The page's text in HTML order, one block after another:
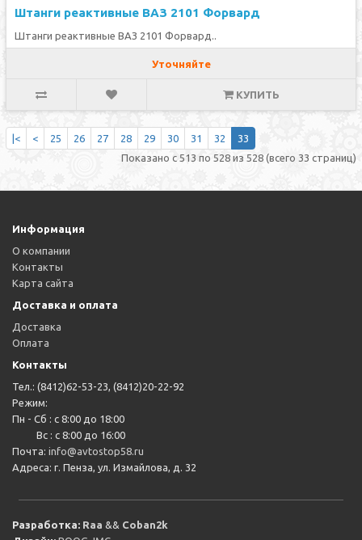
Штанги реактивные ВАЗ 2101 Форвард
Штанги реактивные ВАЗ 2101 Форвард..
Уточняйте
КУПИТЬ
|< < 25 26 27 28 29 30 31 32
33
Показано с 513 по 528 из 528 (всего 33 страниц)
Информация
О компании
Контакты
Карта сайта
Доставка и оплата
Доставка
Оплата
Контакты
Тел.: (8412)62-53-23, (8412)20-22-92
Режим:
Пн - Сб : с 8:00 до 18:00
Вс : с 8:00 до 16:00
Почта: info@avtostop58.ru
Адреса: г. Пенза, ул. Измайлова, д. 32
Разработка: Raa && Coban2k